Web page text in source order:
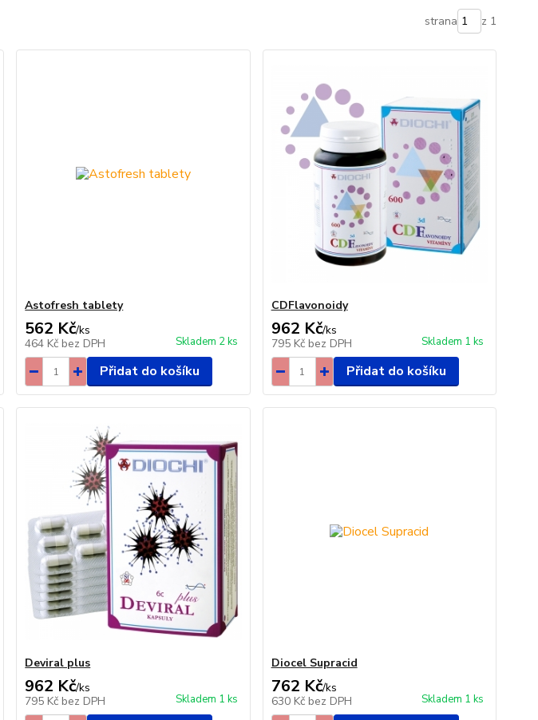
strana z 1
Astofresh tablety
562 Kč/ks
464 Kč bez DPH Skladem 2 ks
Přidat do košíku
CDFlavonoidy
962 Kč/ks
795 Kč bez DPH Skladem 1 ks
Přidat do košíku
Deviral plus
962 Kč/ks
795 Kč bez DPH Skladem 1 ks
Diocel Supracid
762 Kč/ks
630 Kč bez DPH Skladem 1 ks